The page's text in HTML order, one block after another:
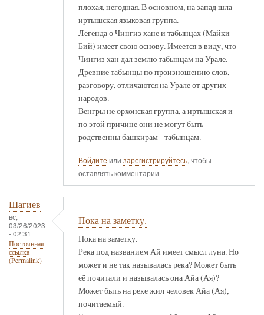
плохая, негодная. В основном, на запад шла
иртышская языковая группа.
Легенда о Чингиз хане и табынцах (Майки
Бий) имеет свою основу. Имеется в виду, что
Чингиз хан дал землю табынцам на Урале.
Древние табынцы по произношению слов,
разговору, отличаются на Урале от других
народов.
Венгры не орхонская группа, а иртышская и
по этой причине они не могут быть
родственны башкирам - табынцам.
Войдите или зарегистрируйтесь, чтобы
оставлять комментарии
Шагиев
вс,
03/26/2023
- 02:31
Постоянная
ссылка
(Permalink)
Пока на заметку.
Пока на заметку.
Река под названием Ай имеет смысл луна. Но
может и не так называлась река? Может быть
её почитали и называлась она Айа (Ая)?
Может быть на реке жил человек Айа (Ая),
почитаемый.